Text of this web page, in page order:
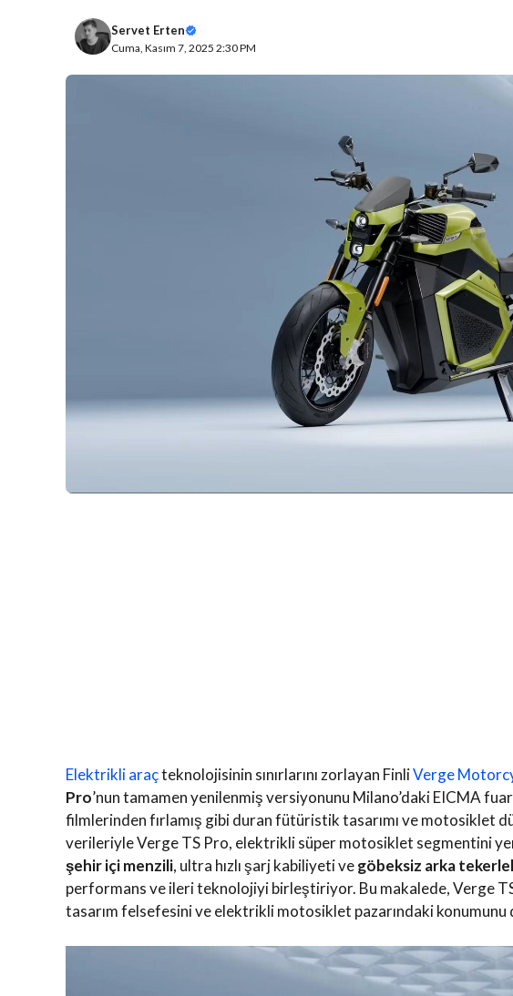
Servet Erten
Cuma, Kasım 7, 2025 2:30 PM
Elektrikli araçteknolojisinin sınırlarını zorlayan FinliVerge
Pro’nun tamamen yenilenmiş versiyonunu Milano’daki EICMA
filmlerinden fırlamış gibi duran fütüristik tasarımı ve motosiklet
verileriyle Verge TS Pro, elektrikli süper motosiklet segmentini
şehir içi menzili, ultra hızlı şarj kabiliyeti vegöbeksiz arka
performans ve ileri teknolojiyi birleştiriyor. Bu makalede, Verge
tasarım felsefesini ve elektrikli motosiklet pazarındaki konumunu